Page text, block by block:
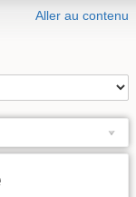
Aller au contenu